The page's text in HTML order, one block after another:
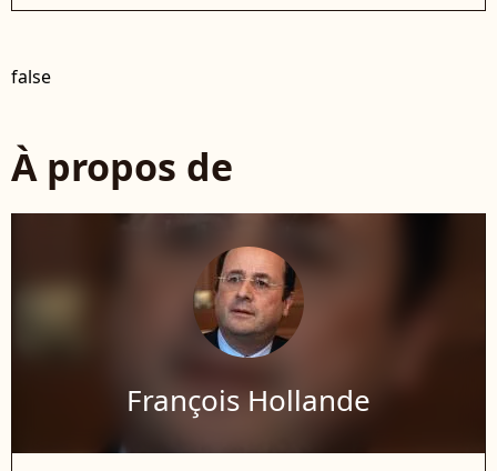
false
À propos de
François Hollande